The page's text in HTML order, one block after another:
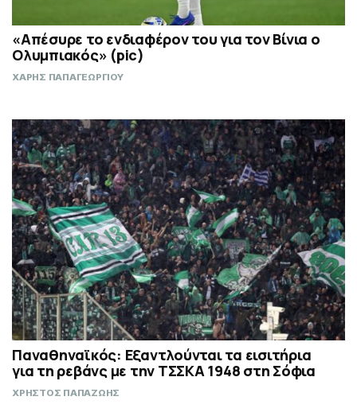
«Απέσυρε το ενδιαφέρον του για τον Βίνια ο
Ολυμπιακός» (pic)
ΧΑΡΗΣ ΠΑΠΑΓΕΩΡΓΙΟΥ
Παναθηναϊκός: Εξαντλούνται τα εισιτήρια
για τη ρεβάνς με την ΤΣΣΚΑ 1948 στη Σόφια
ΧΡΗΣΤΟΣ ΠΑΠΑΖΩΗΣ